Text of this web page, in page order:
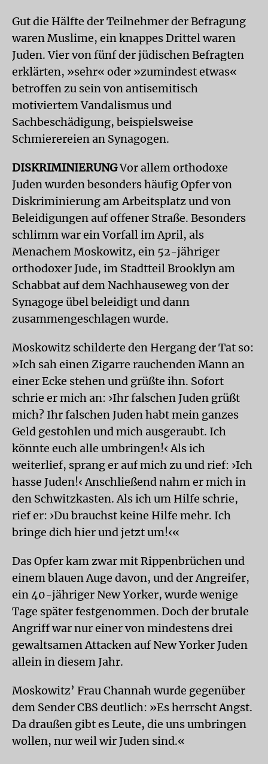
Gut die Hälfte der Teilnehmer der Befragung
waren Muslime, ein knappes Drittel waren
Juden. Vier von fünf der jüdischen Befragten
erklärten, »sehr« oder »zumindest etwas«
betroffen zu sein von antisemitisch
motiviertem Vandalismus und
Sachbeschädigung, beispielsweise
Schmierereien an Synagogen.
DISKRIMINIERUNGVor allem orthodoxe
Juden wurden besonders häufig Opfer von
Diskriminierung am Arbeitsplatz und von
Beleidigungen auf offener Straße. Besonders
schlimm war ein Vorfall im April, als
Menachem Moskowitz, ein 52-jähriger
orthodoxer Jude, im Stadtteil Brooklyn am
Schabbat auf dem Nachhauseweg von der
Synagoge übel beleidigt und dann
zusammengeschlagen wurde.
Moskowitz schilderte den Hergang der Tat so:
»Ich sah einen Zigarre rauchenden Mann an
einer Ecke stehen und grüßte ihn. Sofort
schrie er mich an: ›Ihr falschen Juden grüßt
mich? Ihr falschen Juden habt mein ganzes
Geld gestohlen und mich ausgeraubt. Ich
könnte euch alle umbringen!‹ Als ich
weiterlief, sprang er auf mich zu und rief: ›Ich
hasse Juden!‹ Anschließend nahm er mich in
den Schwitzkasten. Als ich um Hilfe schrie,
rief er: ›Du brauchst keine Hilfe mehr. Ich
bringe dich hier und jetzt um!‹«
Das Opfer kam zwar mit Rippenbrüchen und
einem blauen Auge davon, und der Angreifer,
ein 40-jähriger New Yorker, wurde wenige
Tage später festgenommen. Doch der brutale
Angriff war nur einer von mindestens drei
gewaltsamen Attacken auf New Yorker Juden
allein in diesem Jahr.
Moskowitz’ Frau Channah wurde gegenüber
dem Sender CBS deutlich: »Es herrscht Angst.
Da draußen gibt es Leute, die uns umbringen
wollen, nur weil wir Juden sind.«